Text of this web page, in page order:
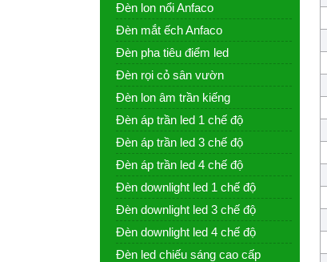
Đèn lon nổi Anfaco
Đèn mắt ếch Anfaco
Đèn pha tiêu điểm led
Đèn rọi cỏ sân vườn
Đèn lon âm trần kiếng
Đèn áp trần led 1 chế độ
Đèn áp trần led 3 chế độ
Đèn áp trần led 4 chế độ
Đèn downlight led 1 chế độ
Đèn downlight led 3 chế độ
Đèn downlight led 4 chế độ
Đèn led chiếu sáng cao cấp